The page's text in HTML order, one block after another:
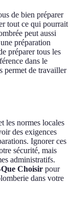
de bien préparer
tout ce qui pourrait
peut aussi
préparation
préparer tous les
dans le
permet de travailler
les normes locales
des exigences
Ignorer ces
sécurité, mais
administratifs.
Choisir pour
dans votre